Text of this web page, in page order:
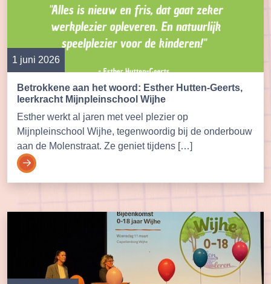
1 juni 2026
Betrokkene aan het woord: Esther Hutten-Geerts,
leerkracht Mijnpleinschool Wijhe
Esther werkt al jaren met veel plezier op
Mijnpleinschool Wijhe, tegenwoordig bij de onderbouw
aan de Molenstraat. Ze geniet tijdens […]